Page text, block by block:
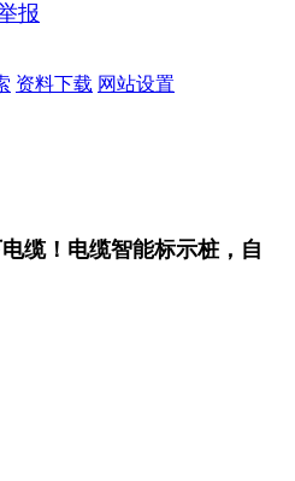
报
资料下载 网站设置
缆！电缆智能标示桩，自